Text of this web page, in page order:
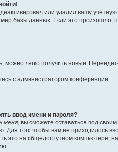
или удалил вашу
базы данных. Если это произошло,
можно легко получить новый.
с администратором конференции.
ввод имени и пароля?
меня , вы сможете оставаться под
Для того чтобы вам не приходилось
это на общедоступном компьютере,